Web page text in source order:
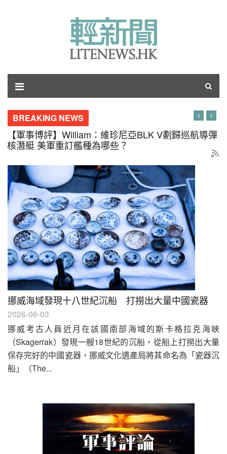
BREAKING NEWS
【軍事博評】呂琪：飛舞的銀杏葉何時落地？
挪威海域發現十八世紀沉船 打撈出大量中國瓷器
2026-06-03
挪威考古人員近月在該國南部海域的斯卡格拉克海峽
（Skagerrak）發現一艘18世紀的沉船，從船上打撈出大量
保存完好的中國瓷器，挪威文化遺產局將其命名為「瓷器沉
船」（The...